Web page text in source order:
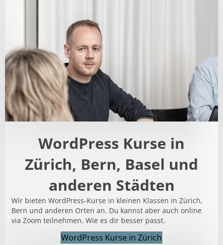
t
i
v
e
:
WordPress Kurse in
Zürich, Bern, Basel und
anderen Städten
Wir bieten WordPress-Kurse in kleinen Klassen in Zürich,
Bern und anderen Orten an. Du kannst aber auch online
via Zoom teilnehmen. Wie es dir besser passt.
WordPress Kurse in Zürich